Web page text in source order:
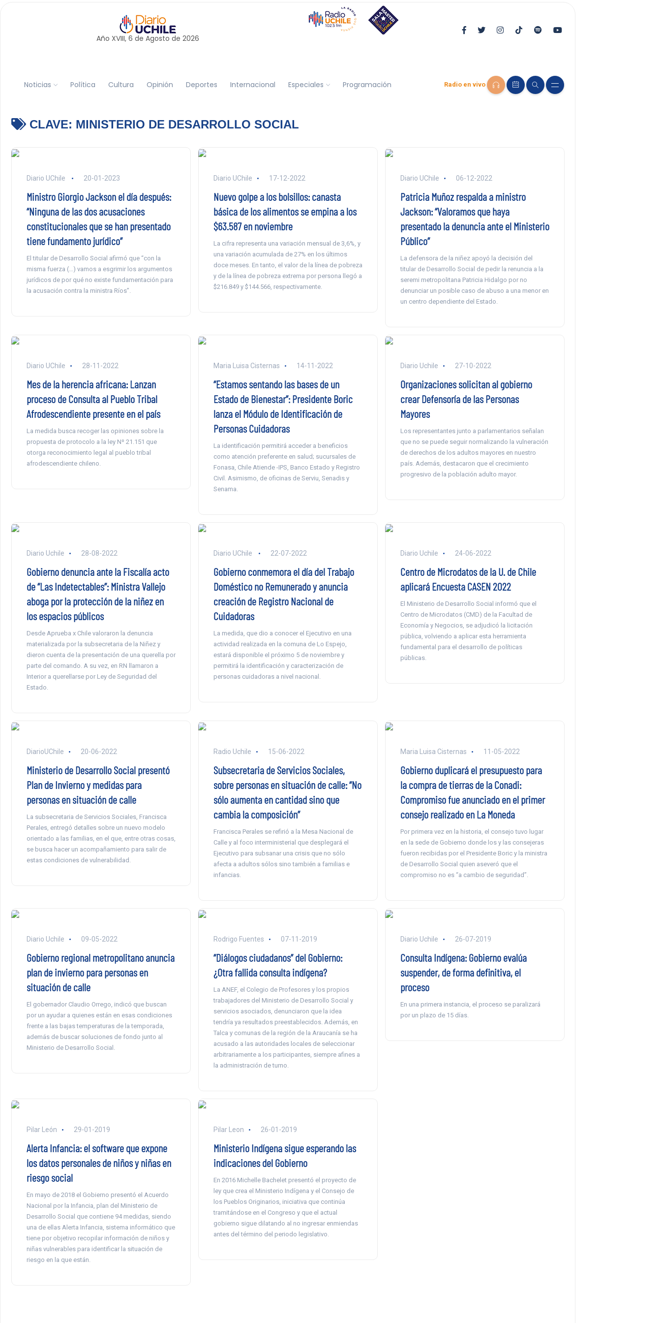
Año XVIII, 6 de Agosto de 2026
Noticias Política Cultura Opinión Deportes Internacional Especiales Programación Radio en vivo
CLAVE: MINISTERIO DE DESARROLLO SOCIAL
Diario UChile 20-01-2023
Ministro Giorgio Jackson el día después:
“Ninguna de las dos acusaciones
constitucionales que se han presentado
tiene fundamento jurídico”
El titular de Desarrollo Social afirmó que “con la
misma fuerza (…) vamos a esgrimir los argumentos
jurídicos de por qué no existe fundamentación para
la acusación contra la ministra Ríos”.
Diario UChile 17-12-2022
Nuevo golpe a los bolsillos: canasta
básica de los alimentos se empina a los
$63.587 en noviembre
La cifra representa una variación mensual de 3,6%, y
una variación acumulada de 27% en los últimos
doce meses. En tanto, el valor de la línea de pobreza
y de la línea de pobreza extrema por persona llegó a
$216.849 y $144.566, respectivamente.
Diario UChile 06-12-2022
Patricia Muñoz respalda a ministro
Jackson: “Valoramos que haya
presentado la denuncia ante el Ministerio
Público”
La defensora de la niñez apoyó la decisión del
titular de Desarrollo Social de pedir la renuncia a la
seremi metropolitana Patricia Hidalgo por no
denunciar un posible caso de abuso a una menor en
un centro dependiente del Estado.
Diario UChile 28-11-2022
Mes de la herencia africana: Lanzan
proceso de Consulta al Pueblo Tribal
Afrodescendiente presente en el país
La medida busca recoger las opiniones sobre la
propuesta de protocolo a la ley Nº 21.151 que
otorga reconocimiento legal al pueblo tribal
afrodescendiente chileno.
Maria Luisa Cisternas 14-11-2022
“Estamos sentando las bases de un
Estado de Bienestar”: Presidente Boric
lanza el Módulo de Identificación de
Personas Cuidadoras
La identificación permitirá acceder a beneficios
como atención preferente en salud; sucursales de
Fonasa, Chile Atiende -IPS, Banco Estado y Registro
Civil. Asimismo, de oficinas de Serviu, Senadis y
Senama.
Diario Uchile 27-10-2022
Organizaciones solicitan al gobierno
crear Defensoría de las Personas
Mayores
Los representantes junto a parlamentarios señalan
que no se puede seguir normalizando la vulneración
de derechos de los adultos mayores en nuestro
país. Además, destacaron que el crecimiento
progresivo de la población adulto mayor.
Diario Uchile 28-08-2022
Gobierno denuncia ante la Fiscalía acto
de “Las Indetectables”: Ministra Vallejo
aboga por la protección de la niñez en
los espacios públicos
Desde Aprueba x Chile valoraron la denuncia
materializada por la subsecretaria de la Niñez y
dieron cuenta de la presentación de una querella por
parte del comando. A su vez, en RN llamaron a
Interior a querellarse por Ley de Seguridad del
Estado.
Diario UChile 22-07-2022
Gobierno conmemora el día del Trabajo
Doméstico no Remunerado y anuncia
creación de Registro Nacional de
Cuidadoras
La medida, que dio a conocer el Ejecutivo en una
actividad realizada en la comuna de Lo Espejo,
estará disponible el próximo 5 de noviembre y
permitirá la identificación y caracterización de
personas cuidadoras a nivel nacional.
Diario Uchile 24-06-2022
Centro de Microdatos de la U. de Chile
aplicará Encuesta CASEN 2022
El Ministerio de Desarrollo Social informó que el
Centro de Microdatos (CMD) de la Facultad de
Economía y Negocios, se adjudicó la licitación
pública, volviendo a aplicar esta herramienta
fundamental para el desarrollo de políticas
públicas.
DiarioUChile 20-06-2022
Ministerio de Desarrollo Social presentó
Plan de Invierno y medidas para
personas en situación de calle
La subsecretaria de Servicios Sociales, Francisca
Perales, entregó detalles sobre un nuevo modelo
orientado a las familias, en el que, entre otras cosas,
se busca hacer un acompañamiento para salir de
estas condiciones de vulnerabilidad.
Radio Uchile 15-06-2022
Subsecretaria de Servicios Sociales,
sobre personas en situación de calle: “No
sólo aumenta en cantidad sino que
cambia la composición”
Francisca Perales se refirió a la Mesa Nacional de
Calle y al foco interministerial que desplegará el
Ejecutivo para subsanar una crisis que no sólo
afecta a adultos sólos sino también a familias e
infancias.
Maria Luisa Cisternas 11-05-2022
Gobierno duplicará el presupuesto para
la compra de tierras de la Conadi:
Compromiso fue anunciado en el primer
consejo realizado en La Moneda
Por primera vez en la historia, el consejo tuvo lugar
en la sede de Gobierno donde los y las consejeras
fueron recibidas por el Presidente Boric y la ministra
de Desarrollo Social quien aseveró que el
compromiso no es “a cambio de seguridad”.
Diario Uchile 09-05-2022
Gobierno regional metropolitano anuncia
plan de invierno para personas en
situación de calle
El gobernador Claudio Orrego, indicó que buscan
por un ayudar a quienes están en esas condiciones
frente a las bajas temperaturas de la temporada,
además de buscar soluciones de fondo junto al
Ministerio de Desarrollo Social.
Rodrigo Fuentes 07-11-2019
“Diálogos ciudadanos” del Gobierno:
¿Otra fallida consulta indígena?
La ANEF, el Colegio de Profesores y los propios
trabajadores del Ministerio de Desarrollo Social y
servicios asociados, denunciaron que la idea
tendría ya resultados preestablecidos. Además, en
Talca y comunas de la región de la Araucanía se ha
acusado a las autoridades locales de seleccionar
arbitrariamente a los participantes, siempre afines a
la administración de turno.
Diario Uchile 26-07-2019
Consulta Indígena: Gobierno evalúa
suspender, de forma definitiva, el
proceso
En una primera instancia, el proceso se paralizará
por un plazo de 15 días.
Pilar León 29-01-2019
Alerta Infancia: el software que expone
los datos personales de niños y niñas en
riesgo social
En mayo de 2018 el Gobierno presentó el Acuerdo
Nacional por la Infancia, plan del Ministerio de
Desarrollo Social que contiene 94 medidas, siendo
una de ellas Alerta Infancia, sistema informático que
tiene por objetivo recopilar información de niños y
niñas vulnerables para identificar la situación de
riesgo en la que están.
Pilar Leon 26-01-2019
Ministerio Indígena sigue esperando las
indicaciones del Gobierno
En 2016 Michelle Bachelet presentó el proyecto de
ley que crea el Ministerio Indígena y el Consejo de
los Pueblos Originarios, iniciativa que continúa
tramitándose en el Congreso y que el actual
gobierno sigue dilatando al no ingresar enmiendas
antes del término del periodo legislativo.